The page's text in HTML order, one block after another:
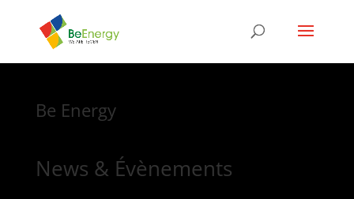
Be Energy
News & Évènements